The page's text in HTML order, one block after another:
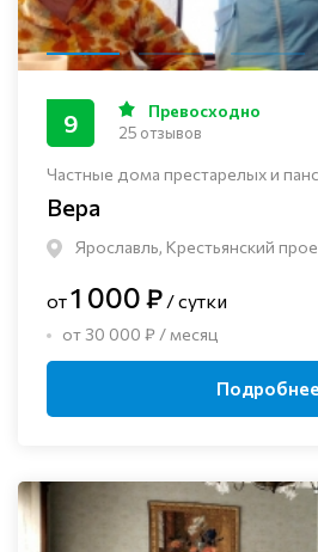
Частные дома престарелых и
Вера
Ярославль, Крестьянский
9 Превосходно
25 отзывов
от1 000 ₽ / сутки
от 30 000 ₽ / месяц
Подробнее